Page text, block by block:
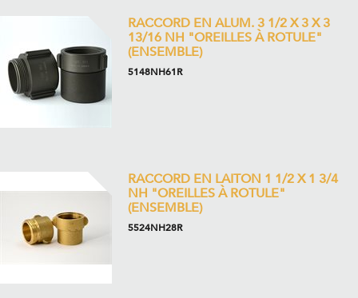
RACCORD EN ALUM. 3 1/2 X 3 X 3
13/16 NH "OREILLES À ROTULE"
(ENSEMBLE)
5148NH61R
RACCORD EN LAITON 1 1/2 X 1 3/4
NH "OREILLES À ROTULE"
(ENSEMBLE)
5524NH28R